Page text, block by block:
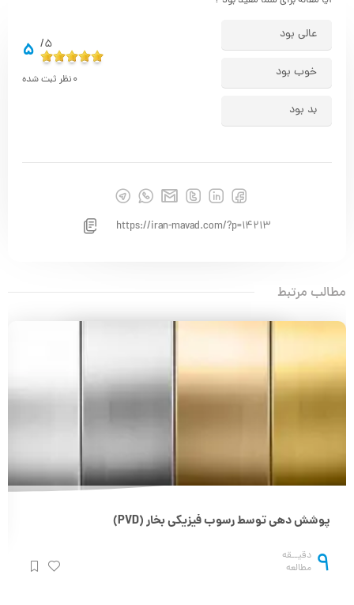
عالی بود
خوب بود
بد بود
5/
5
0نظر ثبت شده
https://iran-mavad.com/?p=14213
مطالب مرتبط
پوشش دهی توسط رسوب فیزیکی بخار (PVD)
9 دقیــقه
مطالعه